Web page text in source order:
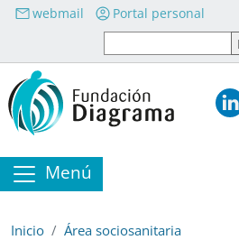
Pasar al contenido principal
webmail Portal personal
Menú
Inicio Área sociosanitaria